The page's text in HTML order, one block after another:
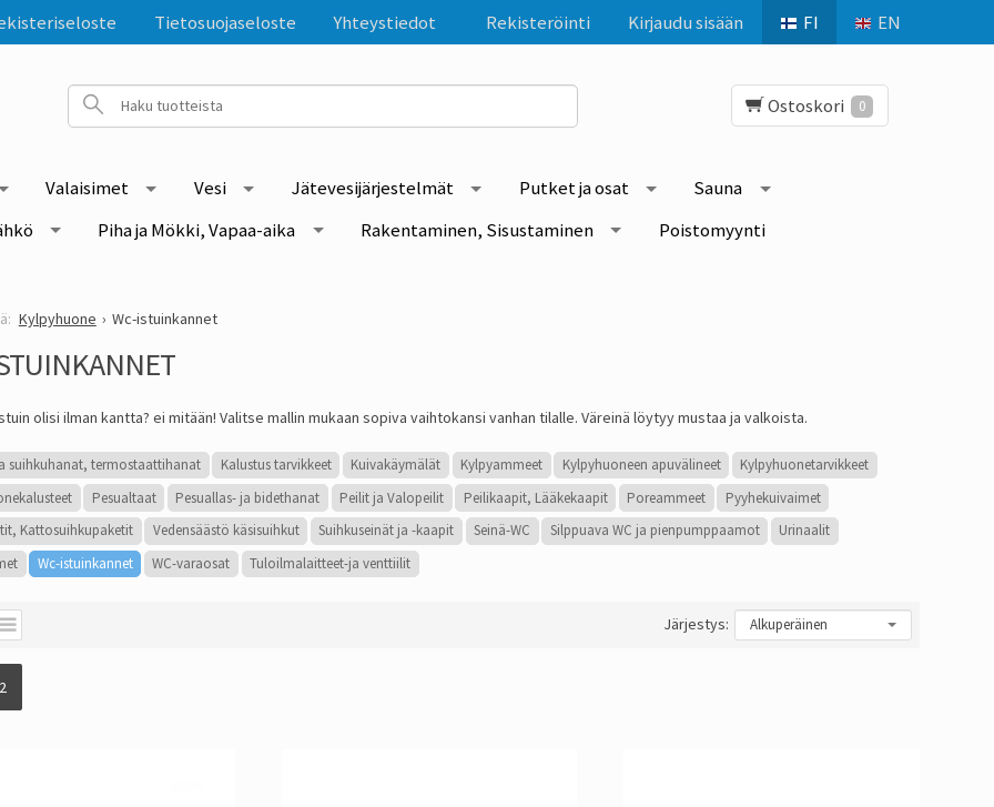
FI EN
Rekisteröinti Kirjaudu sisään
Tietosuojaseloste Yhteystiedot
Ostoskori 0
Valaisimet Vesi Jätevesijärjestelmät Putket ja osat
Sauna
Piha ja Mökki, Vapaa-aika Rakentaminen, Sisustaminen Poistomyynti
Kylpyhuone Wc-istuinkannet
olisi ilman kantta? ei mitään! Valitse mallin mukaan sopiva vaihtokansi vanhan tilalle. Väreinä löytyy mustaa ja valkoista.
suihkuhanat, termostaattihanat Kalustus tarvikkeet Kuivakäymälät Kylpyammeet Kylpyhuoneen apuvälineet
Kylpyhuonetarvikkeet
Pesualtaat Pesuallas- ja bidethanat Peilit ja Valopeilit Peilikaapit, Lääkekaapit Poreammeet
Pyyhekuivaimet
Kattosuihkupaketit
Vedensäästö käsisuihkut Suihkuseinät ja -kaapit Seinä-WC Silppuava WC ja pienpumppaamot
Urinaalit
Wc-istuinkannet WC-varaosat Tuloilmalaitteet-ja venttiilit
Järjestys: